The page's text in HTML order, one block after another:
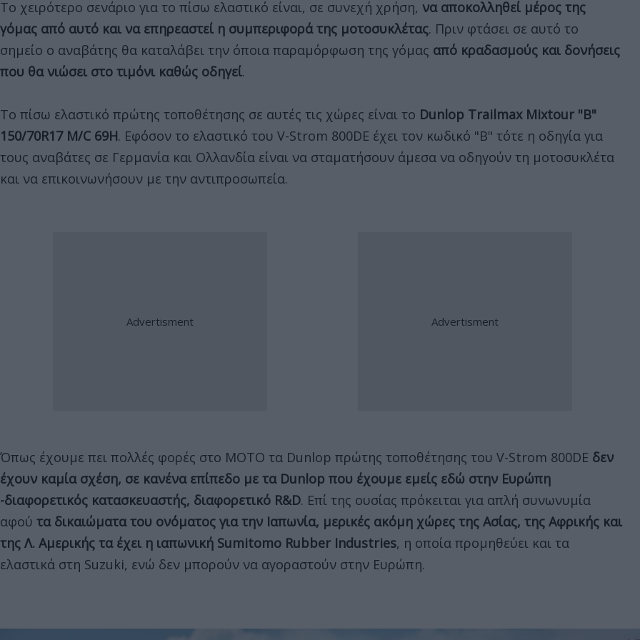
Το χειρότερο σενάριο για το πίσω ελαστικό είναι, σε συνεχή χρήση, να αποκολληθεί μέρος της
γόμας από αυτό και να επηρεαστεί η συμπεριφορά της μοτοσυκλέτας. Πριν φτάσει σε αυτό το
σημείο ο αναβάτης θα καταλάβει την όποια παραμόρφωση της γόμας από κραδασμούς και δονήσεις
που θα νιώσει στο τιμόνι καθώς οδηγεί.
Το πίσω ελαστικό πρώτης τοποθέτησης σε αυτές τις χώρες είναι το Dunlop Trailmax Mixtour "B"
150/70R17 M/C 69H. Εφόσον το ελαστικό του V-Strom 800DE έχει τον κωδικό "Β" τότε η οδηγία για
τους αναβάτες σε Γερμανία και Ολλανδία είναι να σταματήσουν άμεσα να οδηγούν τη μοτοσυκλέτα
και να επικοινωνήσουν με την αντιπροσωπεία.
Όπως έχουμε πει πολλές φορές στο MOTO τα Dunlop πρώτης τοποθέτησης του V-Strom 800DE δεν
έχουν καμία σχέση, σε κανένα επίπεδο με τα Dunlop που έχουμε εμείς εδώ στην Ευρώπη
-διαφορετικός κατασκευαστής, διαφορετικό R&D. Επί της ουσίας πρόκειται για απλή συνωνυμία
αφού τα δικαιώματα του ονόματος για την Ιαπωνία, μερικές ακόμη χώρες της Ασίας, της Αφρικής και
της Λ. Αμερικής τα έχει η ιαπωνική Sumitomo Rubber Industries, η οποία προμηθεύει και τα
ελαστικά στη Suzuki, ενώ δεν μπορούν να αγοραστούν στην Ευρώπη.